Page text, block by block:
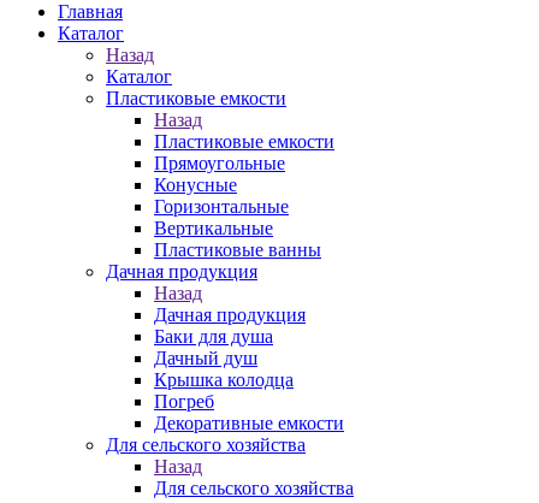
Главная
Каталог
Назад
Каталог
Пластиковые емкости
Назад
Пластиковые емкости
Прямоугольные
Конусные
Горизонтальные
Вертикальные
Пластиковые ванны
Дачная продукция
Назад
Дачная продукция
Баки для душа
Дачный душ
Крышка колодца
Погреб
Декоративные емкости
Для сельского хозяйства
Назад
Для сельского хозяйства